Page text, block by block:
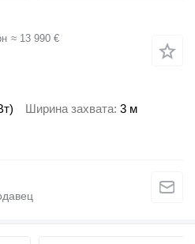
≈ 13 990 €
Ширина захвата 3 м